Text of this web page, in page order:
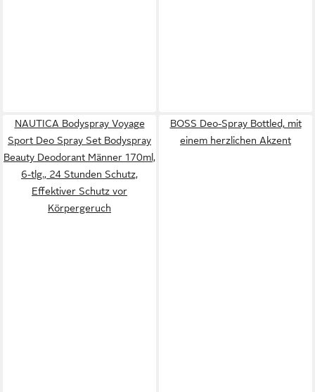
NAUTICA Bodyspray Voyage
Sport Deo Spray Set Bodyspray
Beauty Deodorant Männer 170ml,
6-tlg., 24 Stunden Schutz,
Effektiver Schutz vor
Körpergeruch
BOSS Deo-Spray Bottled, mit
einem herzlichen Akzent